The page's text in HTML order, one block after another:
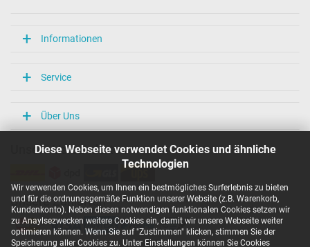
Diese Webseite verwendet Cookies und ähnliche
Technologien
Wir verwenden Cookies, um Ihnen ein bestmögliches Surferlebnis zu bieten
und für die ordnungsgemäße Funktion unserer Website (z.B. Warenkorb,
Kundenkonto). Neben diesen notwendigen funktionalen Cookies setzen wir
zu Anaylsezwecken weitere Cookies ein, damit wir unsere Webseite weiter
optimieren können. Wenn Sie auf "Zustimmen" klicken, stimmen Sie der
Speicherung aller Cookies zu. Unter Einstellungen können Sie Cookies
Informationen
Service
Über Uns
Unsere Versandarten
Unsere Zahlarten